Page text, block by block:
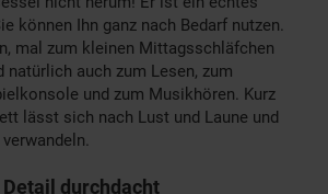
können Ihn ganz nach Bedarf nutzen.
mal zum kleinen Mittagsschläfchen
natürlich auch zum Lesen, zum
und zum Musikhören. Kurz
lässt sich nach Lust und Laune und
durchdacht